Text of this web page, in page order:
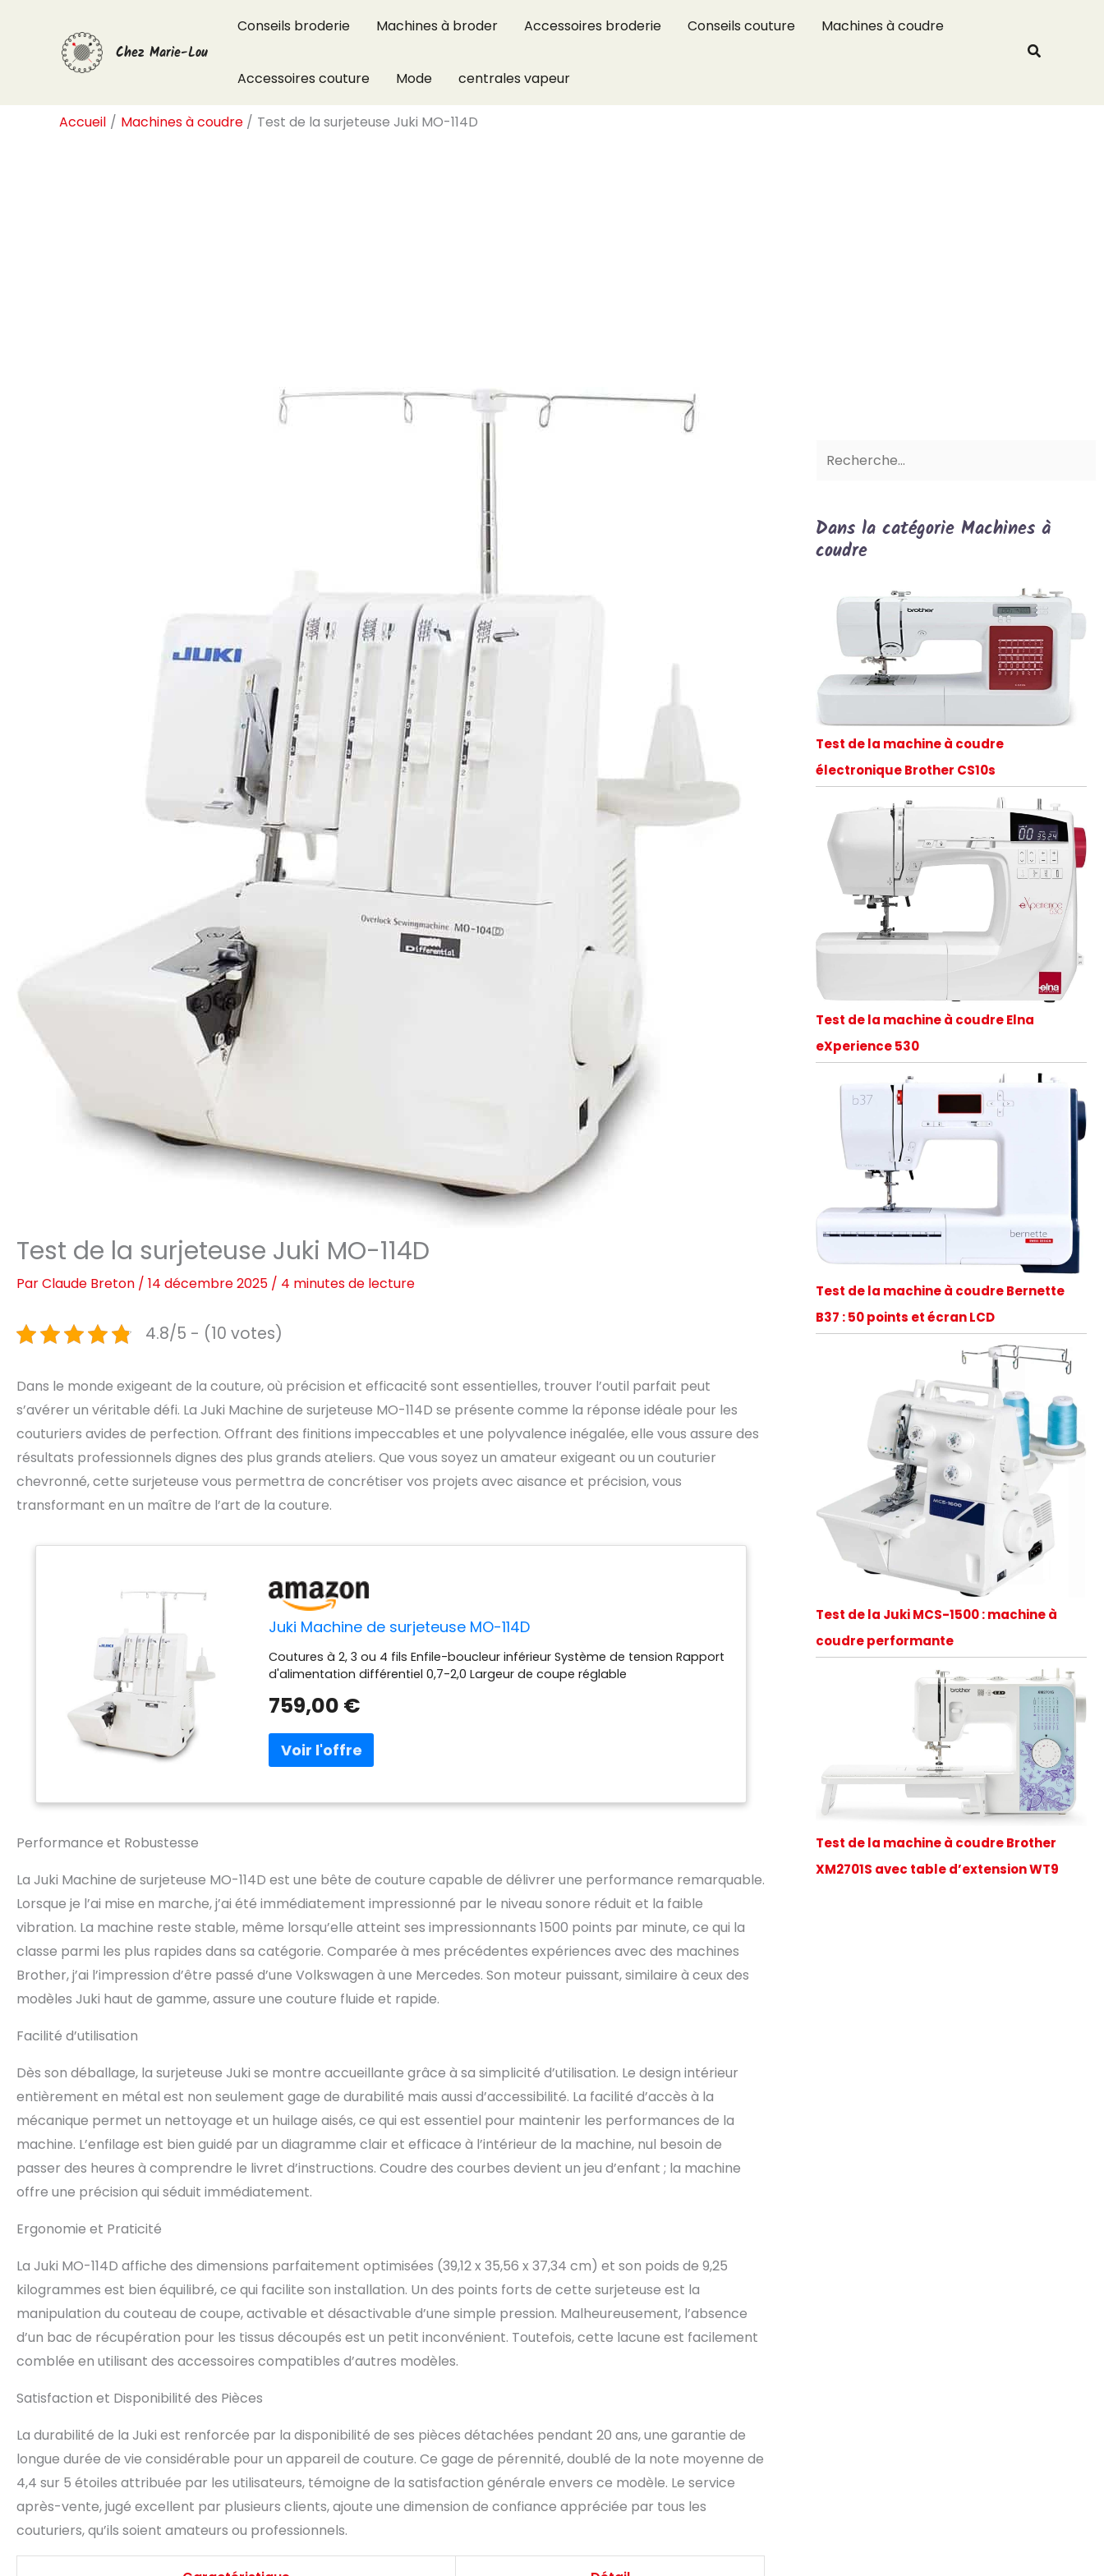
Chez Marie-Lou
Conseils broderie Machines à broder Accessoires broderie Conseils couture Machines à coudre
Accessoires couture Mode centrales vapeur
Accueil Machines à coudre Test de la surjeteuse Juki MO-114D
Test de la surjeteuse Juki MO-114D
ParClaude Breton / 14 décembre 2025 / 4 minutes de lecture
4.8/5 - (10 votes)
Dans le monde exigeant de la couture, où précision et efficacité sont essentielles, trouver l’outil parfait peut
s’avérer un véritable défi. La Juki Machine de surjeteuse MO-114D se présente comme la réponse idéale pour les
couturiers avides de perfection. Offrant des finitions impeccables et une polyvalence inégalée, elle vous assure des
résultats professionnels dignes des plus grands ateliers. Que vous soyez un amateur exigeant ou un couturier
chevronné, cette surjeteuse vous permettra de concrétiser vos projets avec aisance et précision, vous
transformant en un maître de l’art de la couture.
Juki Machine de surjeteuse MO-114D
Coutures à 2, 3 ou 4 fils Enfile-boucleur inférieur Système de tension Rapport
d'alimentation différentiel 0,7-2,0 Largeur de coupe réglable
759,00 €
Performance et Robustesse
La Juki Machine de surjeteuse MO-114D est une bête de couture capable de délivrer une performance remarquable.
Lorsque je l’ai mise en marche, j’ai été immédiatement impressionné par le niveau sonore réduit et la faible
vibration. La machine reste stable, même lorsqu’elle atteint ses impressionnants 1500 points par minute, ce qui la
classe parmi les plus rapides dans sa catégorie. Comparée à mes précédentes expériences avec des machines
Brother, j’ai l’impression d’être passé d’une Volkswagen à une Mercedes. Son moteur puissant, similaire à ceux des
modèles Juki haut de gamme, assure une couture fluide et rapide.
Facilité d’utilisation
Dès son déballage, la surjeteuse Juki se montre accueillante grâce à sa simplicité d’utilisation. Le design intérieur
entièrement en métal est non seulement gage de durabilité mais aussi d’accessibilité. La facilité d’accès à la
mécanique permet un nettoyage et un huilage aisés, ce qui est essentiel pour maintenir les performances de la
machine. L’enfilage est bien guidé par un diagramme clair et efficace à l’intérieur de la machine, nul besoin de
passer des heures à comprendre le livret d’instructions. Coudre des courbes devient un jeu d’enfant ; la machine
offre une précision qui séduit immédiatement.
Ergonomie et Praticité
La Juki MO-114D affiche des dimensions parfaitement optimisées (39,12 x 35,56 x 37,34 cm) et son poids de 9,25
kilogrammes est bien équilibré, ce qui facilite son installation. Un des points forts de cette surjeteuse est la
manipulation du couteau de coupe, activable et désactivable d’une simple pression. Malheureusement, l’absence
d’un bac de récupération pour les tissus découpés est un petit inconvénient. Toutefois, cette lacune est facilement
comblée en utilisant des accessoires compatibles d’autres modèles.
Satisfaction et Disponibilité des Pièces
La durabilité de la Juki est renforcée par la disponibilité de ses pièces détachées pendant 20 ans, une garantie de
longue durée de vie considérable pour un appareil de couture. Ce gage de pérennité, doublé de la note moyenne de
4,4 sur 5 étoiles attribuée par les utilisateurs, témoigne de la satisfaction générale envers ce modèle. Le service
après-vente, jugé excellent par plusieurs clients, ajoute une dimension de confiance appréciée par tous les
couturiers, qu’ils soient amateurs ou professionnels.
Dans la catégorie Machines à
coudre
Test de la machine à coudre
électronique Brother CS10s
Test de la machine à coudre Elna
eXperience 530
Test de la machine à coudre Bernette
B37 : 50 points et écran LCD
Test de la Juki MCS-1500 : machine à
coudre performante
Test de la machine à coudre Brother
XM2701S avec table d’extension WT9